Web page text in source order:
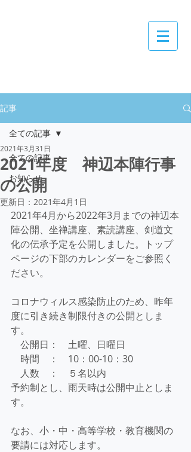
記事
全ての記事
お知らせ
全ての記事
2021年度 神辺本陣行事
の公開
2021年3月31日
更新日： 2021年4月1日
2021年4月から2022年3月までの神辺本
陣公開、坐禅講座、素読講座、剣道文
化の伝承予定を公開しました。トップ
ページの下部のカレンダーをご参照く
ださい。
コロナウィルス感染防止のため、昨年
度に引き続き制限付きの公開としま
す。
公開日：　土曜、日曜日
時間　：　10：00-10：30
人数　：　５名以内
予約制とし、雨天時は公開中止としま
す。
なお、小・中・高等学校・教育機関の
要請には対応します。